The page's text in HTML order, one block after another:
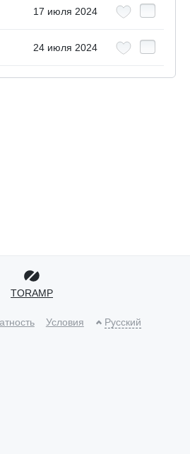
17 июля 2024
24 июля 2024
TORAMP
Условия Русский